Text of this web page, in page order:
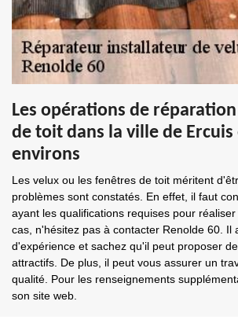
Les opérations de
de toit dans la ville de Ercuis
environs
Les velux ou les fenêtres de toit méritent
problèmes sont constatés. En effet, il faut
ayant les qualifications requises pour
cas, n'hésitez pas à contacter Renolde 60. Il
d'expérience et sachez qu'il peut proposer
attractifs. De plus, il peut vous assurer un
qualité. Pour les renseignements
son site web.